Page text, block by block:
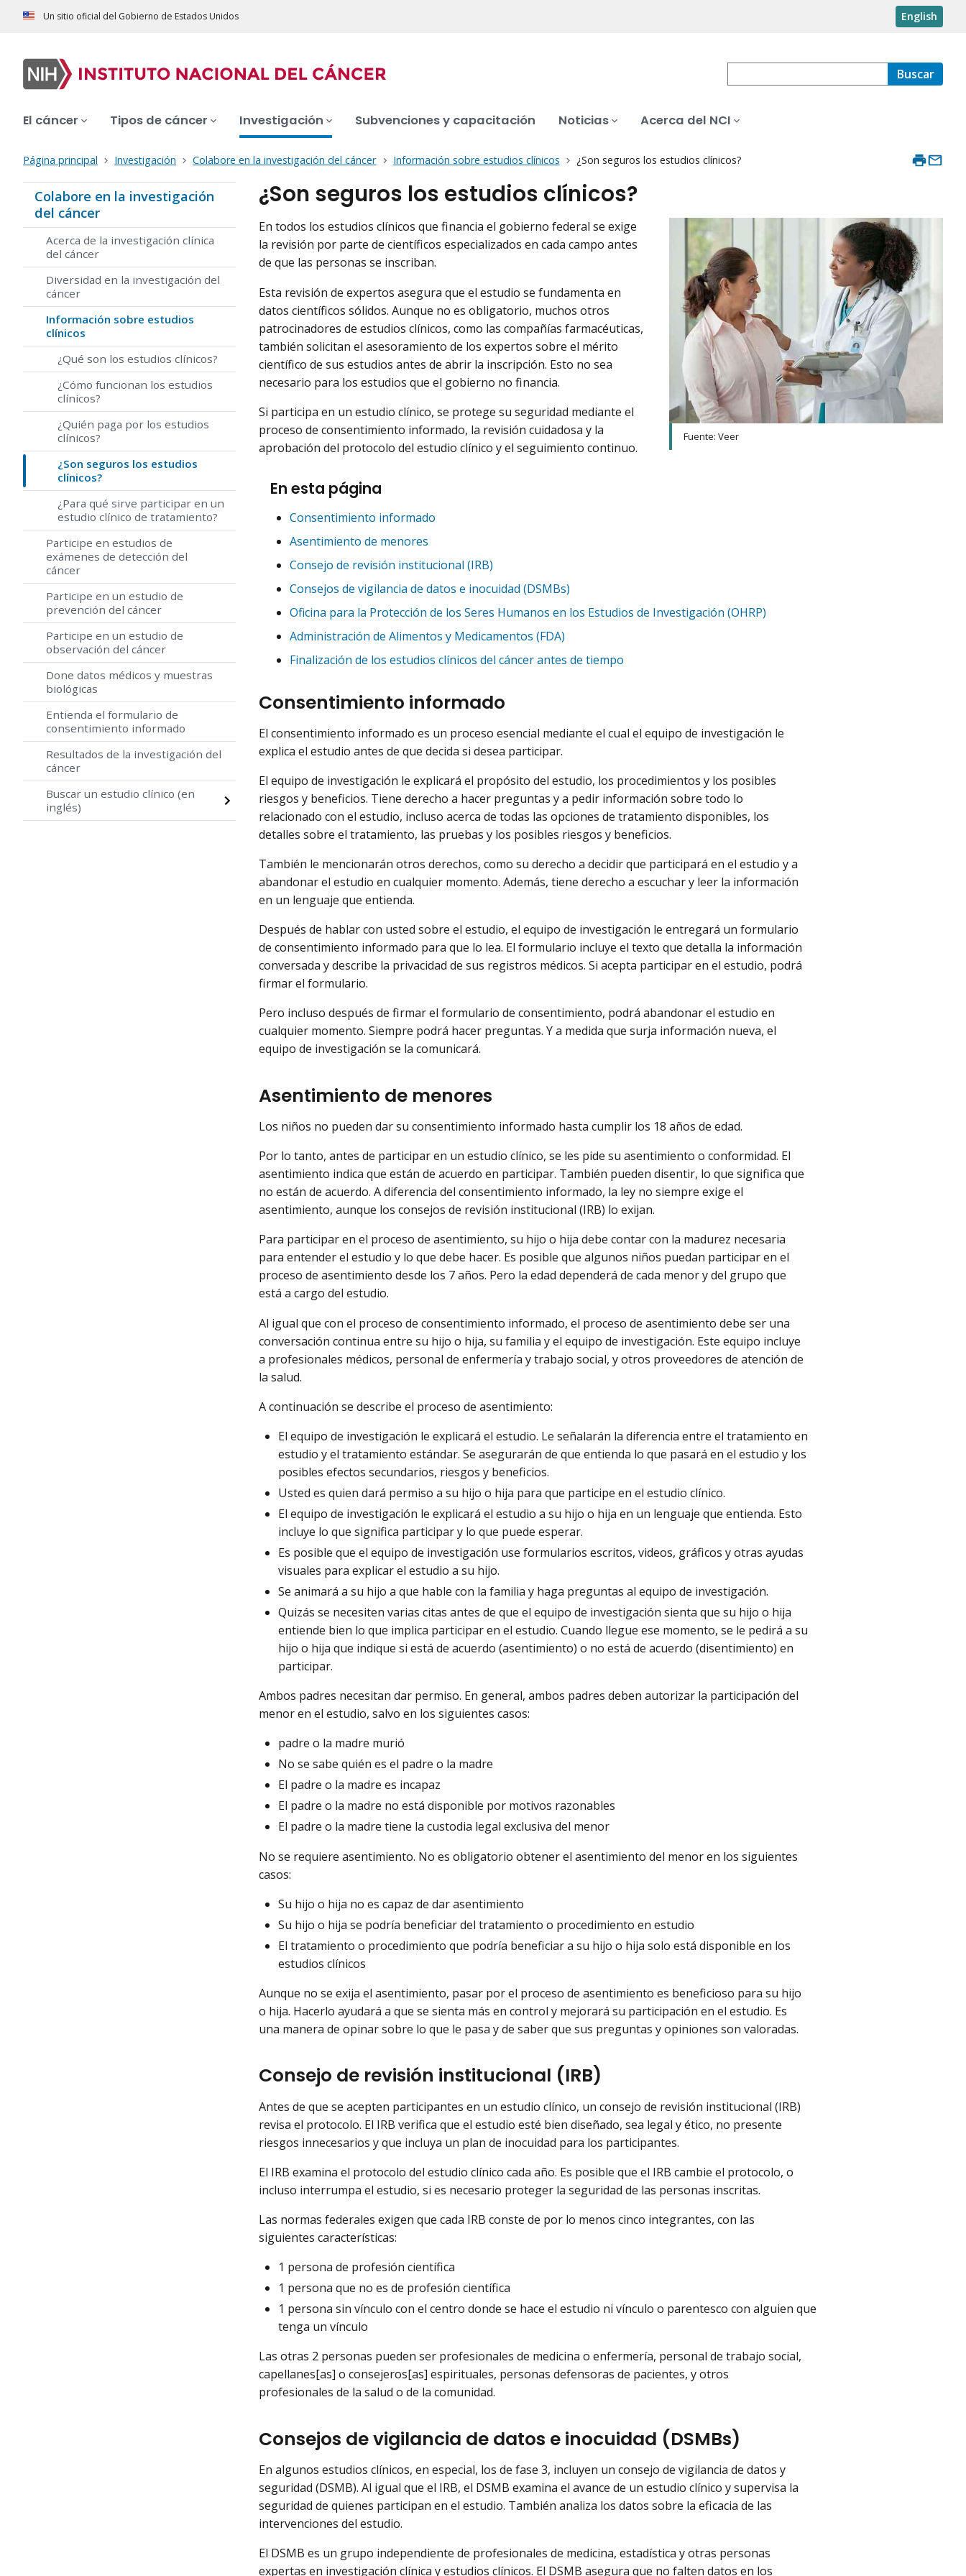
Un sitio oficial del Gobierno de Estados Unidos English
Buscar
El cáncer Tipos de cáncer Investigación Subvenciones y capacitación Noticias Acerca del NCI
Página principal Investigación Colabore en la investigación del cáncer Información sobre estudios clínicos ¿Son seguros los estudios clínicos?
Colabore en la investigación
del cáncer
Acerca de la investigación clínica
del cáncer
Diversidad en la investigación del
cáncer
Información sobre estudios
clínicos
¿Qué son los estudios clínicos?
¿Cómo funcionan los estudios
clínicos?
¿Quién paga por los estudios
clínicos?
¿Son seguros los estudios
clínicos?
¿Para qué sirve participar en un
estudio clínico de tratamiento?
Participe en estudios de
exámenes de detección del
cáncer
Participe en un estudio de
prevención del cáncer
Participe en un estudio de
observación del cáncer
Done datos médicos y muestras
biológicas
Entienda el formulario de
consentimiento informado
Resultados de la investigación del
cáncer
Buscar un estudio clínico (en
inglés)
¿Son seguros los estudios clínicos?
Fuente: Veer
En todos los estudios clínicos que financia el gobierno federal se exige
la revisión por parte de científicos especializados en cada campo antes
de que las personas se inscriban.
Esta revisión de expertos asegura que el estudio se fundamenta en
datos científicos sólidos. Aunque no es obligatorio, muchos otros
patrocinadores de estudios clínicos, como las compañías farmacéuticas,
también solicitan el asesoramiento de los expertos sobre el mérito
científico de sus estudios antes de abrir la inscripción. Esto no sea
necesario para los estudios que el gobierno no financia.
Si participa en un estudio clínico, se protege su seguridad mediante el
proceso de consentimiento informado, la revisión cuidadosa y la
aprobación del protocolo del estudio clínico y el seguimiento continuo.
En esta página
Consentimiento informado
Asentimiento de menores
Consejo de revisión institucional (IRB)
Consejos de vigilancia de datos e inocuidad (DSMBs)
Oficina para la Protección de los Seres Humanos en los Estudios de Investigación (OHRP)
Administración de Alimentos y Medicamentos (FDA)
Finalización de los estudios clínicos del cáncer antes de tiempo
Consentimiento informado
El consentimiento informado es un proceso esencial mediante el cual el equipo de investigación le
explica el estudio antes de que decida si desea participar.
El equipo de investigación le explicará el propósito del estudio, los procedimientos y los posibles
riesgos y beneficios. Tiene derecho a hacer preguntas y a pedir información sobre todo lo
relacionado con el estudio, incluso acerca de todas las opciones de tratamiento disponibles, los
detalles sobre el tratamiento, las pruebas y los posibles riesgos y beneficios.
También le mencionarán otros derechos, como su derecho a decidir que participará en el estudio y a
abandonar el estudio en cualquier momento. Además, tiene derecho a escuchar y leer la información
en un lenguaje que entienda.
Después de hablar con usted sobre el estudio, el equipo de investigación le entregará un formulario
de consentimiento informado para que lo lea. El formulario incluye el texto que detalla la información
conversada y describe la privacidad de sus registros médicos. Si acepta participar en el estudio, podrá
firmar el formulario.
Pero incluso después de firmar el formulario de consentimiento, podrá abandonar el estudio en
cualquier momento. Siempre podrá hacer preguntas. Y a medida que surja información nueva, el
equipo de investigación se la comunicará.
Asentimiento de menores
Los niños no pueden dar su consentimiento informado hasta cumplir los 18 años de edad.
Por lo tanto, antes de participar en un estudio clínico, se les pide su asentimiento o conformidad. El
asentimiento indica que están de acuerdo en participar. También pueden disentir, lo que significa que
no están de acuerdo. A diferencia del consentimiento informado, la ley no siempre exige el
asentimiento, aunque los consejos de revisión institucional (IRB) lo exijan.
Para participar en el proceso de asentimiento, su hijo o hija debe contar con la madurez necesaria
para entender el estudio y lo que debe hacer. Es posible que algunos niños puedan participar en el
proceso de asentimiento desde los 7 años. Pero la edad dependerá de cada menor y del grupo que
está a cargo del estudio.
Al igual que con el proceso de consentimiento informado, el proceso de asentimiento debe ser una
conversación continua entre su hijo o hija, su familia y el equipo de investigación. Este equipo incluye
a profesionales médicos, personal de enfermería y trabajo social, y otros proveedores de atención de
la salud.
A continuación se describe el proceso de asentimiento:
El equipo de investigación le explicará el estudio. Le señalarán la diferencia entre el tratamiento en
estudio y el tratamiento estándar. Se asegurarán de que entienda lo que pasará en el estudio y los
posibles efectos secundarios, riesgos y beneficios.
Usted es quien dará permiso a su hijo o hija para que participe en el estudio clínico.
El equipo de investigación le explicará el estudio a su hijo o hija en un lenguaje que entienda. Esto
incluye lo que significa participar y lo que puede esperar.
Es posible que el equipo de investigación use formularios escritos, videos, gráficos y otras ayudas
visuales para explicar el estudio a su hijo.
Se animará a su hijo a que hable con la familia y haga preguntas al equipo de investigación.
Quizás se necesiten varias citas antes de que el equipo de investigación sienta que su hijo o hija
entiende bien lo que implica participar en el estudio. Cuando llegue ese momento, se le pedirá a su
hijo o hija que indique si está de acuerdo (asentimiento) o no está de acuerdo (disentimiento) en
participar.
Ambos padres necesitan dar permiso. En general, ambos padres deben autorizar la participación del
menor en el estudio, salvo en los siguientes casos:
padre o la madre murió
No se sabe quién es el padre o la madre
El padre o la madre es incapaz
El padre o la madre no está disponible por motivos razonables
El padre o la madre tiene la custodia legal exclusiva del menor
No se requiere asentimiento. No es obligatorio obtener el asentimiento del menor en los siguientes
casos:
Su hijo o hija no es capaz de dar asentimiento
Su hijo o hija se podría beneficiar del tratamiento o procedimiento en estudio
El tratamiento o procedimiento que podría beneficiar a su hijo o hija solo está disponible en los
estudios clínicos
Aunque no se exija el asentimiento, pasar por el proceso de asentimiento es beneficioso para su hijo
o hija. Hacerlo ayudará a que se sienta más en control y mejorará su participación en el estudio. Es
una manera de opinar sobre lo que le pasa y de saber que sus preguntas y opiniones son valoradas.
Consejo de revisión institucional (IRB)
Antes de que se acepten participantes en un estudio clínico, un consejo de revisión institucional (IRB)
revisa el protocolo. El IRB verifica que el estudio esté bien diseñado, sea legal y ético, no presente
riesgos innecesarios y que incluya un plan de inocuidad para los participantes.
El IRB examina el protocolo del estudio clínico cada año. Es posible que el IRB cambie el protocolo, o
incluso interrumpa el estudio, si es necesario proteger la seguridad de las personas inscritas.
Las normas federales exigen que cada IRB conste de por lo menos cinco integrantes, con las
siguientes características:
1 persona de profesión científica
1 persona que no es de profesión científica
1 persona sin vínculo con el centro donde se hace el estudio ni vínculo o parentesco con alguien que
tenga un vínculo
Las otras 2 personas pueden ser profesionales de medicina o enfermería, personal de trabajo social,
capellanes[as] o consejeros[as] espirituales, personas defensoras de pacientes, y otros
profesionales de la salud o de la comunidad.
Consejos de vigilancia de datos e inocuidad (DSMBs)
En algunos estudios clínicos, en especial, los de fase 3, incluyen un consejo de vigilancia de datos y
seguridad (DSMB). Al igual que el IRB, el DSMB examina el avance de un estudio clínico y supervisa la
seguridad de quienes participan en el estudio. También analiza los datos sobre la eficacia de las
intervenciones del estudio.
El DSMB es un grupo independiente de profesionales de medicina, estadística y otras personas
expertas en investigación clínica y estudios clínicos. El DSMB asegura que no falten datos en los